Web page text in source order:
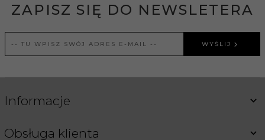
ZAPISZ SIĘ DO NEWSLETERA
WYŚLIJ
Informacje
Obsługa klienta